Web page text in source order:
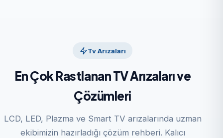
Tv Arızaları
En Çok Rastlanan TV Arızaları ve
Çözümleri
LCD, LED, Plazma ve Smart TV arızalarında uzman
ekibimizin hazırladığı çözüm rehberi. Kalıcı